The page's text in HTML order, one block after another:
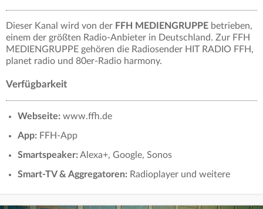
Dieser Kanal wird von der FFH MEDIENGRUPPE betrieben,
einem der größten Radio-Anbieter in Deutschland. Zur FFH
MEDIENGRUPPE gehören die Radiosender HIT RADIO FFH,
planet radio und 80er-Radio harmony.
Verfügbarkeit
Webseite: www.ffh.de
App: FFH-App
Smartspeaker:Alexa+, Google, Sonos
Smart-TV & Aggregatoren: Radioplayer und weitere